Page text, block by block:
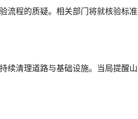
流程的质疑。相关部门将就核验标
续清理道路与基础设施。当局提醒